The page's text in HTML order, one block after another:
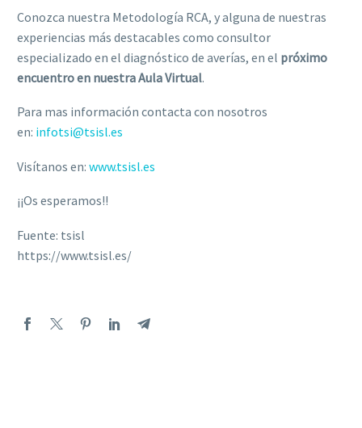
Conozca nuestra Metodología RCA, y alguna de nuestras
experiencias más destacables como consultor
especializado en el diagnóstico de averías, en el próximo
encuentro en nuestra Aula Virtual.
Para mas información contacta con nosotros
en: infotsi@tsisl.es
Visítanos en: www.tsisl.es
¡¡Os esperamos!!
Fuente: tsisl
https://www.tsisl.es/